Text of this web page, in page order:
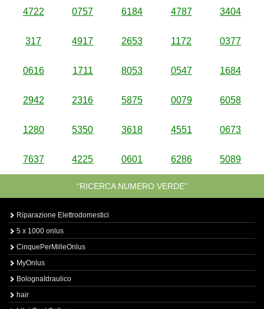
4722 0757 6184 4787 3404
317 4917 2653 1172 0377
0616 1711 8053 0547 1684
2942 2316 5875 0079 6058
1280 5350 3618 4551 0673
7637 4225 0601 6286 5089
“RICERCA NUMERO VERDE”
Riparazione Elettrodomestici
5 x 1000 onlus
CinquePerMilleOnlus
MyOnlus
BolognaIdraulico
hair